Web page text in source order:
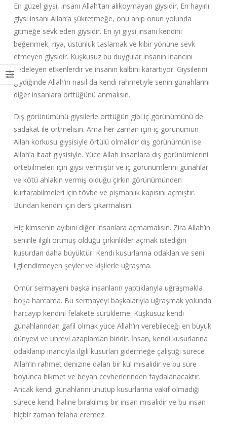
En güzel giysi, insanı Allah’tan alıkoymayan giysidir. En hayırlı
giysi insanı Allah’a şükretmeğe, onu anıp onun yolunda
gitmeğe sevk eden giysidir. En iyi giysi insanı kendini
beğenmek, riya, üstünlük taslamak ve kibir yönüne sevk
etmeyen giysidir. Kuşkusuz bu duygular insanın inancını
zedeleyen etkenlerdir ve insanın kalbini karartıyor. Giysilerini
giydiğinde Allah’ın nasıl da kendi rahmetiyle senin günahlarını
diğer insanlara örttüğünü anmalısın.
Dış görünümünü giysilerle örttüğün gibi iç görünümünü de
sadakat ile örtmelisin. Ama her zaman için iç görünümün
Allah korkusu giysisiyle örtülü olmalıdır dış görünümün ise
Allah’a itaat giysisiyle. Yüce Allah insanlara dış görünümlerini
örtebilmeleri için giysi vermiştir ve iç görünümlerini günahlar
ve kötü ahlakın vermiş olduğu çirkin görünümünden
kurtarabilmeleri için tövbe ve pişmanlık kapısını açmıştır.
Bundan kendin için ders çıkarmalısın.
Hiç kimsenin ayıbını diğer insanlara açmamalısın. Zira Allah’ın
seninle ilgili örtmüş olduğu çirkinlikler açmak istediğin
kusurdan daha büyüktür. Kendi kusurlarına odaklan ve seni
ilgilendirmeyen şeyler ve kişilerle uğraşma.
Ömür sermayeni başka insanların yaptıklarıyla uğraşmakla
boşa harcama. Bu sermayeyi başkalarıyla uğraşmak yolunda
harcayıp kendini felakete sürükleme. Kuşkusuz kendi
günahlarından gafil olmak yüce Allah’ın verebileceği en büyük
dünyevi ve uhrevi azaplardan biridir. İnsan, kendi kusurlarına
odaklanıp inancıyla ilgili kusurları gidermeğe çalıştığı sürece
Allah’ın rahmet denizine dalan bir kul misalidir ve bu süre
boyunca hikmet ve beyan cevherlerinden faydalanacaktır.
Ancak kendi günahlarını unutup kusurlarına vakıf olmadığı
sürece kendi haline bırakılmış bir insan misalidir ve bu insan
hiçbir zaman felaha eremez.